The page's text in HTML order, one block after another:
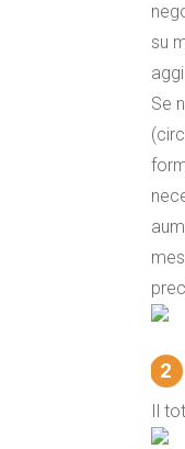
su
Se
2
Il